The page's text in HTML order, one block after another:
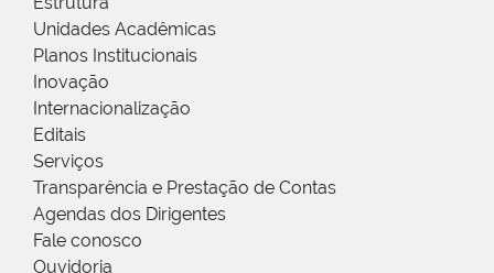
Unidades Acadêmicas
Planos Institucionais
Inovação
Internacionalização
Editais
Serviços
Transparência e Prestação de Contas
Agendas dos Dirigentes
Fale conosco
Ouvidoria